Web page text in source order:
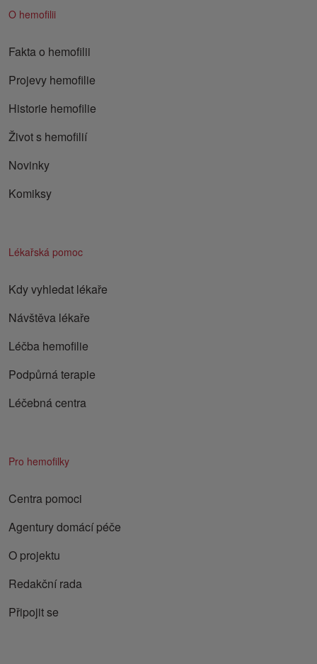
O hemofilii
Fakta o hemofilii
Projevy hemofilie
Historie hemofilie
Život s hemofilií
Novinky
Komiksy
Lékařská pomoc
Kdy vyhledat lékaře
Návštěva lékaře
Léčba hemofilie
Podpůrná terapie
Léčebná centra
Pro hemofilky
Centra pomoci
Agentury domácí péče
O projektu
Redakční rada
Připojit se